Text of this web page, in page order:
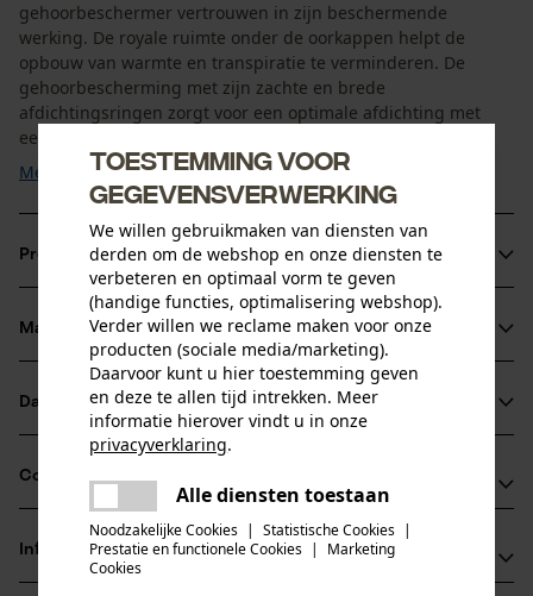
gehoorbeschermer vertrouwen in zijn beschermende
werking. De royale ruimte onder de oorkappen helpt de
opbouw van warmte en transpiratie te verminderen. De
gehoorbescherming met zijn zachte en brede
afdichtingsringen zorgt voor een optimale afdichting met
een hoog draagcomfort. De 3M Peltor ...
Meer tonen
Productinformatie
Productdetails
Activiteitstype
verblijf in een lawaaierige omgeving, beschermen
Leeftijdsgroep
volwassen
Materiaal & onderhoud
Materiaal
Details vulling
Zacht verdikt bij de oren
Hoofdmateriaal
Datasheets
Conformiteitsverklaring (PDF)
Compatibiliteit
Compatibel met
Informatie van de fabrikant
Toestemming voor
gegevensverwerking
We willen gebruikmaken van diensten van
derden om de webshop en onze diensten te
verbeteren en optimaal vorm te geven
(handige functies, optimalisering webshop).
Verder willen we reclame maken voor onze
producten (sociale media/marketing).
Daarvoor kunt u hier toestemming geven
en deze te allen tijd intrekken. Meer
informatie hierover vindt u in onze
privacyverklaring.
Alle diensten toestaan
Noodzakelijke Cookies | Statistische Cookies |
Prestatie en functionele Cookies |
Marketing
Cookies
Er is een fout opgetreden. Gelieve
het opnieuw te proberen.
delen
mail